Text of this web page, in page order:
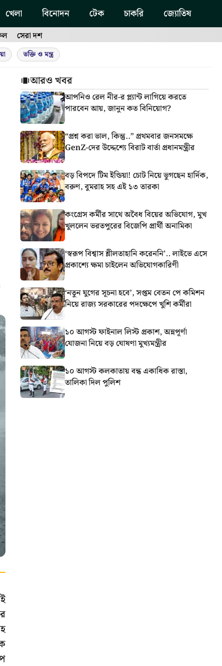
খেলা বিনোদন টেক চাকরি জ্যোতিষ
সেরা দশ
ভক্তি ও মন্ত্র
আরও খবর
আপনিও রেল নীর-র প্ল্যান্ট লাগিয়ে করতে
পারবেন আয়, জানুন কত বিনিয়োগ?
“প্রশ্ন করা ভাল, কিন্তু..” প্রথমবার জনসমক্ষে
GenZ-দের উদ্দেশ্যে বিরাট বার্তা প্রধানমন্ত্রীর
বড় বিপদে টিম ইন্ডিয়া! চোট নিয়ে ভুগছেন হার্দিক,
বরুণ, বুমরাহ সহ এই ১৩ তারকা
কংগ্রেস কর্মীর সাথে অবৈধ বিয়ের অভিযোগ, মুখ
খুললেন ভরতপুরের বিজেপি প্রার্থী অনামিকা
‘স্বরূপ বিশ্বাস শ্লীলতাহানি করেননি’.. লাইভে এসে
প্রকাশ্যে ক্ষমা চাইলেন অভিযোগকারিণী
‘নতুন যুগের সূচনা হবে’, সপ্তম বেতন পে কমিশন
নিয়ে রাজ্য সরকারের পদক্ষেপে খুশি কর্মীরা
১০ আগস্ট ফাইনাল লিস্ট প্রকাশ, অন্নপূর্ণা
যোজনা নিয়ে বড় ঘোষণা মুখ্যমন্ত্রীর
১০ আগস্ট কলকাতায় বন্ধ একাধিক রাস্তা,
তালিকা দিল পুলিশ